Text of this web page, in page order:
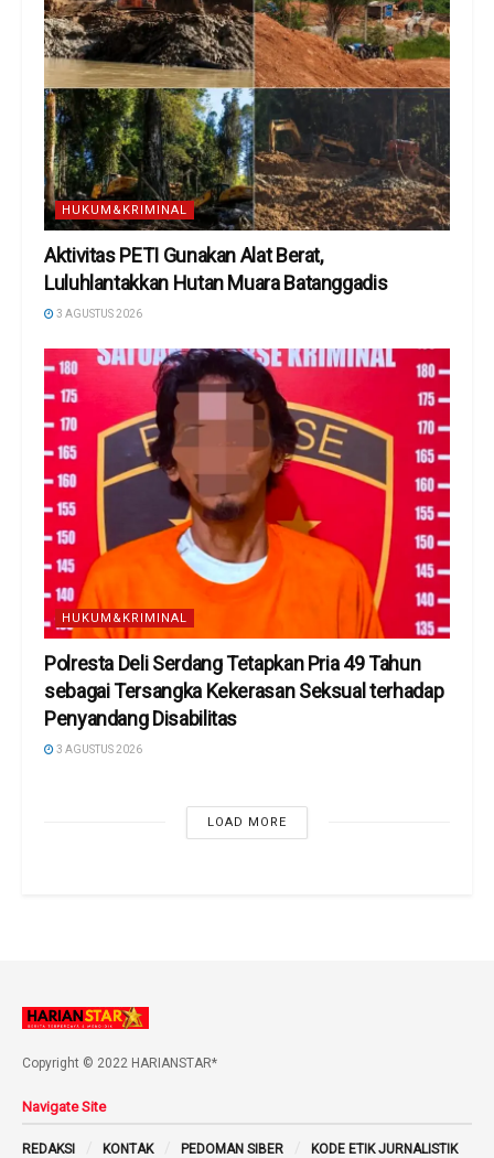
HUKUM&KRIMINAL
Aktivitas PETI Gunakan Alat Berat,
Luluhlantakkan Hutan Muara Batanggadis
3 AGUSTUS 2026
HUKUM&KRIMINAL
Polresta Deli Serdang Tetapkan Pria 49 Tahun
sebagai Tersangka Kekerasan Seksual terhadap
Penyandang Disabilitas
3 AGUSTUS 2026
LOAD MORE
Copyright © 2022 HARIANSTAR*
Navigate Site
REDAKSI KONTAK PEDOMAN SIBER KODE ETIK JURNALISTIK